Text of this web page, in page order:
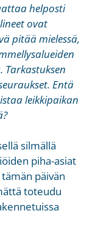
helposti
ovat
pitää mielessä,
Entä
leikkipaikan
silmällä
piha-asiat
päivän
toteudu